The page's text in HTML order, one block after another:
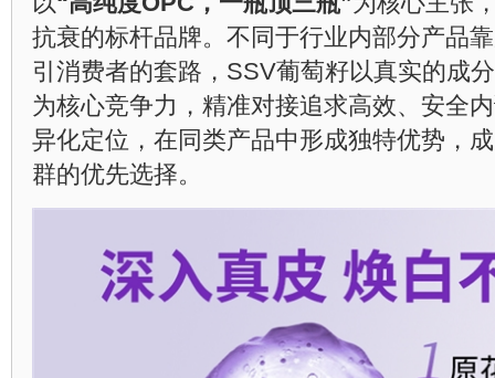
抗衰的标杆品牌。不同于行业内部分产品
引消费者的套路，SSV葡萄籽以真实的成
为核心竞争力，精准对接追求高效、安全
异化定位，在同类产品中形成独特优势，
群的优先选择。